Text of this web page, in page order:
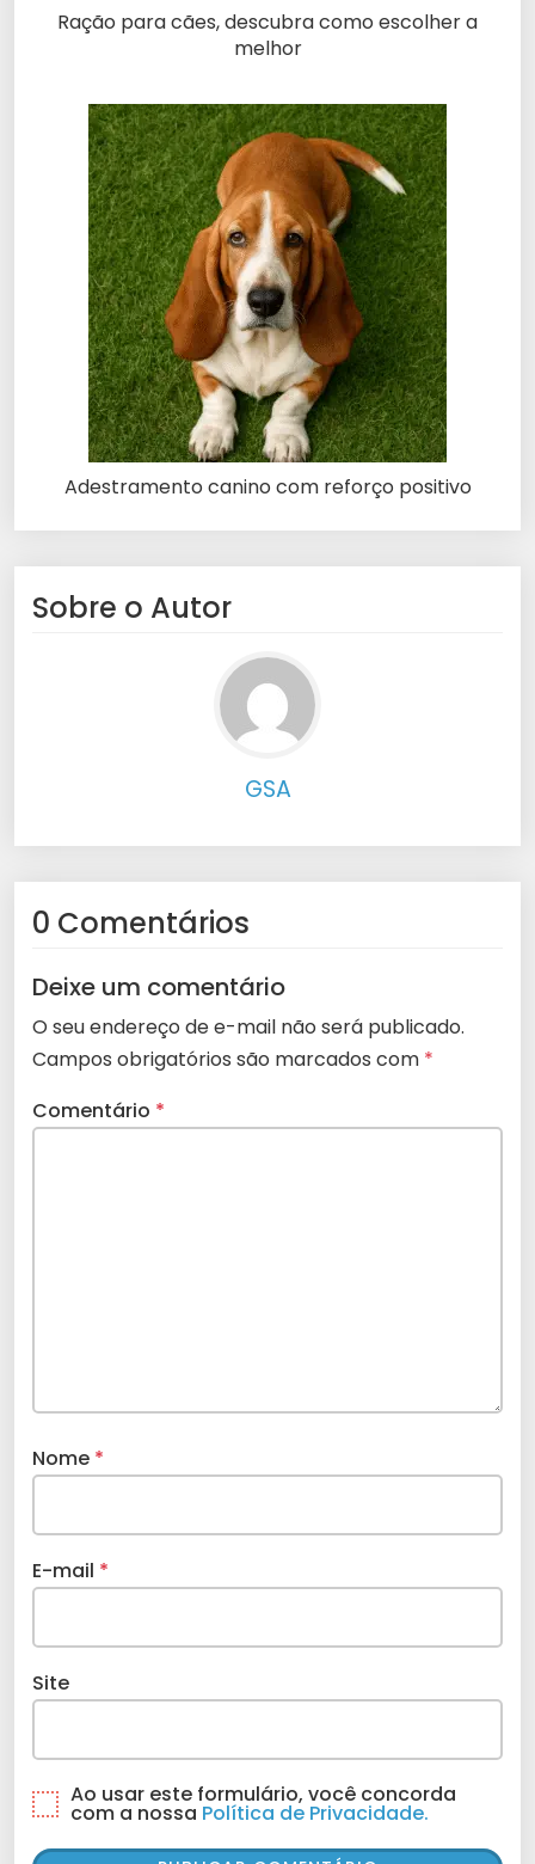
Ração para cães, descubra como escolher a
melhor
Adestramento canino com reforço positivo
Sobre o Autor
GSA
0 Comentários
Deixe um comentário
O seu endereço de e-mail não será publicado.
Campos obrigatórios são marcados com *
Comentário *
Nome *
E-mail *
Site
Ao usar este formulário, você concorda
com a nossa Política de Privacidade.